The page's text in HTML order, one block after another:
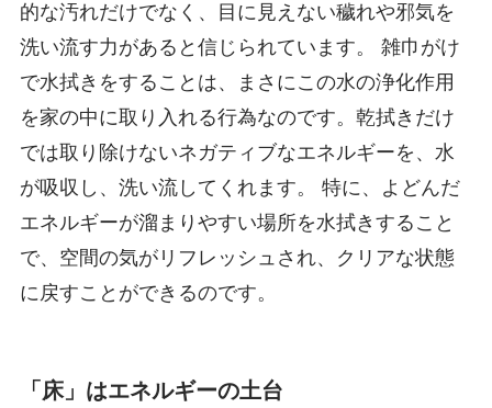
的な汚れだけでなく、目に見えない穢れや邪気を
洗い流す力があると信じられています。 雑巾がけ
で水拭きをすることは、まさにこの水の浄化作用
を家の中に取り入れる行為なのです。乾拭きだけ
では取り除けないネガティブなエネルギーを、水
が吸収し、洗い流してくれます。 特に、よどんだ
エネルギーが溜まりやすい場所を水拭きすること
で、空間の気がリフレッシュされ、クリアな状態
に戻すことができるのです。
「床」はエネルギーの土台